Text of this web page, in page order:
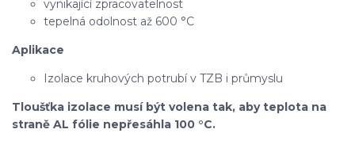
vynikající zpracovatelnost
tepelná odolnost až 600 °C
Aplikace
Izolace kruhových potrubí v TZB i průmyslu
Tloušťka izolace musí být volena tak, aby teplota na
straně AL fólie nepřesáhla 100 °C.